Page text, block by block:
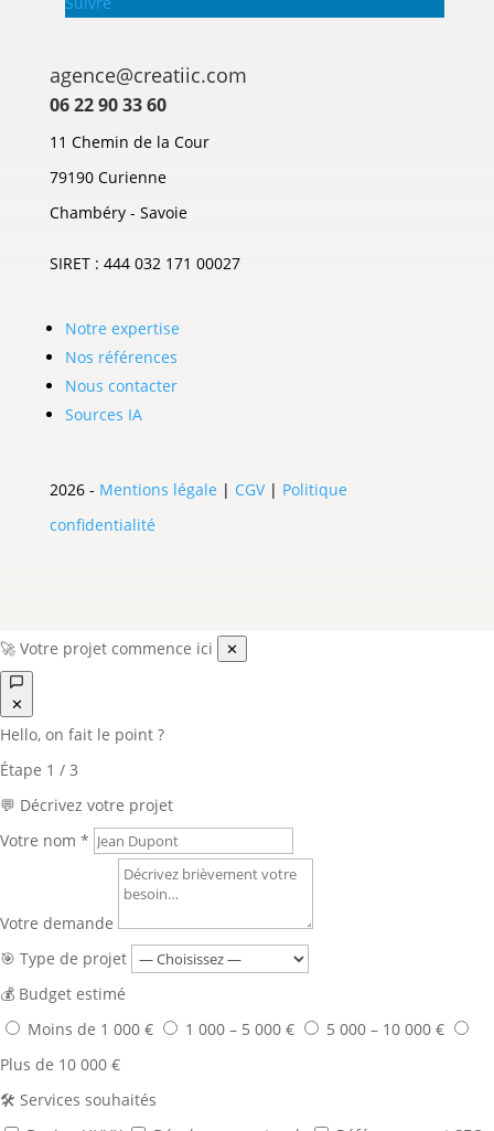
agence@creatiic.com
06 22 90 33 60
11 Chemin de la Cour
79190 Curienne
Chambéry - Savoie
SIRET : 444 032 171 00027
Notre expertise
Nos références
Nous contacter
Sources IA
2026 - Mentions légale | CGV| Politique
confidentialité
🚀 Votre projet commence ici ✕
✕
Hello, on fait le point ?
Étape 1 / 3
💬 Décrivez votre projet
Votre nom *
Votre demande
🎯 Type de projet
💰 Budget estimé
Moins de 1 000 €
1 000 – 5 000 €
5 000 – 10 000 €
Plus de 10 000 €
🛠️ Services souhaités